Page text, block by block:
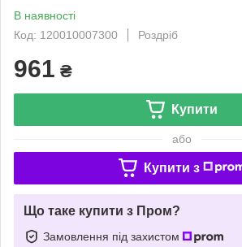
В наявності
Код: 120010007300
Роздріб
961 ₴
Купити
або
Купити з
Що таке купити з Пром?
Замовлення під захистом